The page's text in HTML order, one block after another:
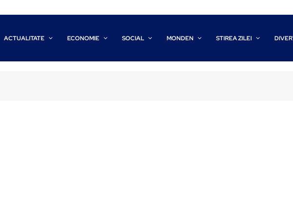
ACTUALITATE ECONOMIE SOCIAL MONDEN STIREA ZILEI